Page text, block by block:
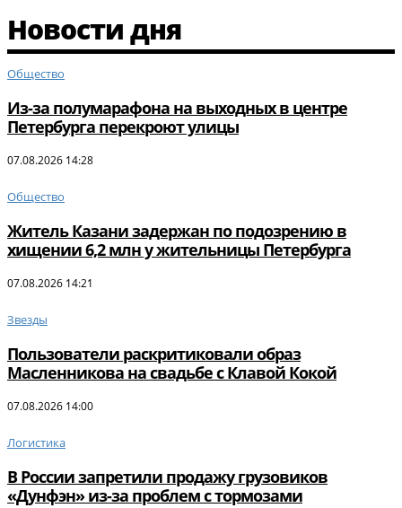
Новости дня
Общество
Из-за полумарафона на выходных в центре
Петербурга перекроют улицы
07.08.2026 14:28
Общество
Житель Казани задержан по подозрению в
хищении 6,2 млн у жительницы Петербурга
07.08.2026 14:21
Звезды
Пользователи раскритиковали образ
Масленникова на свадьбе с Клавой Кокой
07.08.2026 14:00
Логистика
В России запретили продажу грузовиков
«Дунфэн» из-за проблем с тормозами